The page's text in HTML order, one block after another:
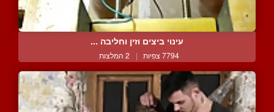
עינוי ביצים וזין וחליבה ...
7794 צפיות | 2 המלצות